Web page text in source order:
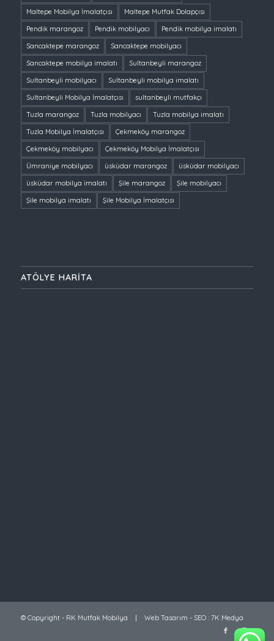
Maltepe Mobilya İmalatçısı
Maltepe Mutfak Dolapçısı
Pendik marangoz
Pendik mobilyacı
Pendik mobilya imalatı
Sancaktepe marangoz
Sancaktepe mobilyacı
Sancaktepe mobilya imalatı
Sultanbeyli marangoz
Sultanbeyli mobilyacı
Sultanbeyli mobilya imalatı
Sultanbeyli Mobilya İmalatçısı
sultanbeyli mutfakçı
Tuzla marangoz
Tuzla mobilyacı
Tuzla mobilya imalatı
Tuzla Mobilya İmalatçısı
Çekmeköy marangoz
Çekmeköy mobilyacı
Çekmeköy Mobilya İmalatçısı
Ümraniye mobilyacı
üsküdar marangoz
üsküdar mobilyacı
üsküdar mobilya imalatı
Şile marangoz
Şile mobilyacı
Şile mobilya imalatı
Şile Mobilya İmalatçısı
ATÖLYE HARİTA
© Copyright - RK Mutfak Mobilya | Web Tasarım - SEO: 7K Medya